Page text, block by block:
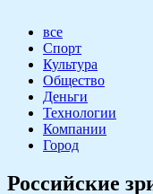
все
Спорт
Культура
Общество
Деньги
Технологии
Компании
Город
​Российские